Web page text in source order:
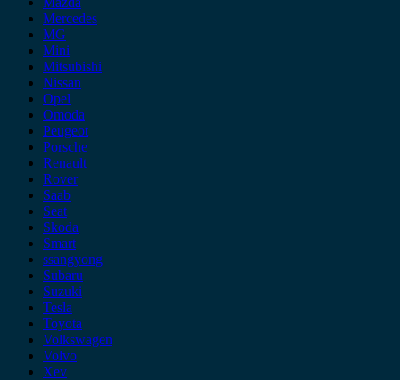
Mercedes
MG
Mini
Mitsubishi
Nissan
Opel
Omoda
Peugeot
Porsche
Renault
Rover
Saab
Seat
Skoda
Smart
ssangyong
Subaru
Suzuki
Tesla
Toyota
Volkswagen
Volvo
Xev